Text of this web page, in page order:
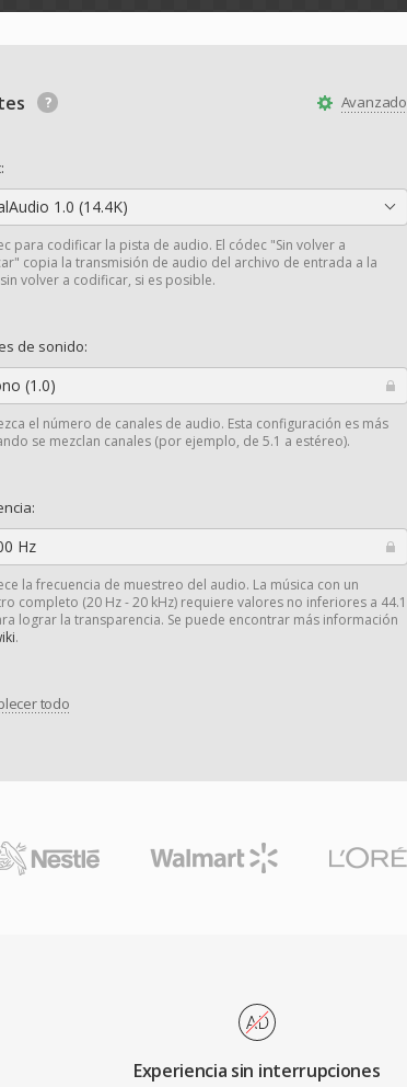
Avanzado
1.0 (14.4K)
para codificar la pista de audio. El códec "Sin volver a
copia la transmisión de audio del archivo de entrada a la
volver a codificar, si es posible.
de sonido:
(1.0)
el número de canales de audio. Esta configuración es más
se mezclan canales (por ejemplo, de 5.1 a estéreo).
Hz
la frecuencia de muestreo del audio. La música con un
completo (20 Hz - 20 kHz) requiere valores no inferiores a 44.1
lograr la transparencia. Se puede encontrar más información
.
todo
Experiencia sin interrupciones